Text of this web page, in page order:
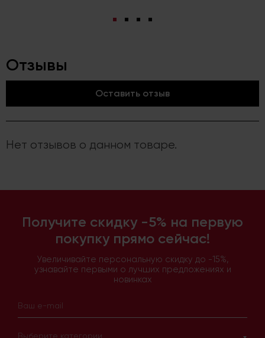
Отзывы
Оставить отзыв
Нет отзывов о данном товаре.
Получите скидку -5% на первую
покупку прямо сейчас!
Увеличивайте персональную скидку до -15%,
узнавайте первыми о лучших предложениях и
новинках
Выберите категории